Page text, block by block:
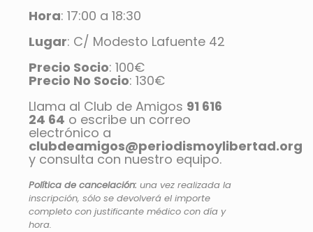
Hora: 17:00 a 18:30
Lugar: C/ Modesto Lafuente 42
Precio Socio: 100€
Precio No Socio: 130€
Llama al Club de Amigos 91 616
24 64 o escribe un correo
electrónico a
clubdeamigos@periodismoylibertad.org
y consulta con nuestro equipo.
Política de cancelación: una vez realizada la
inscripción, sólo se devolverá el importe
completo con justificante médico con día y
hora.